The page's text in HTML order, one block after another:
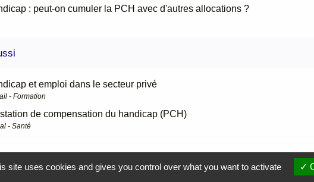
: peut-on cumuler la PCH avec d'autres allocations ?
et emploi dans le secteur privé
- Formation
de compensation du handicap (PCH)
- Santé
site uses cookies and gives you control over what you want to activate